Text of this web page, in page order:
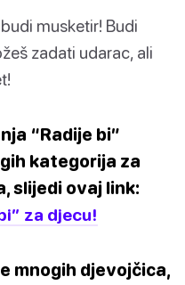
musketir! Budi
zadati udarac, ali
“Radije bi”
kategorija za
slijedi ovaj link:
za djecu!
mnogih djevojčica,